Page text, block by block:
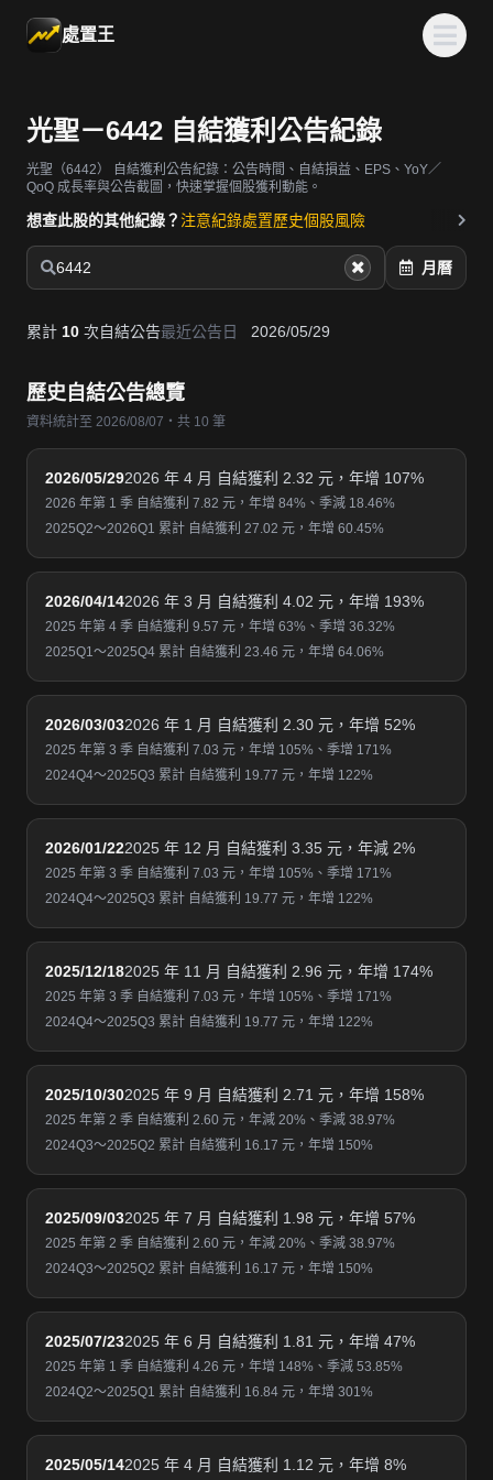
處置王
光聖－6442 自結獲利公告紀錄
光聖（6442）
自結獲利公告紀錄：公告時間、自結損益、EPS、YoY／
QoQ 成長率與公告截圖，快速掌握個股獲利動能。
想查此股的其他紀錄？ 注意紀錄處置歷史個股風險
6442 月曆
累計 10 次自結公告最近公告日 2026/05/29
歷史自結公告總覽
資料統計至 2026/08/07・共 10 筆
2026/05/292026 年 4 月 自結獲利 2.32 元，年增 107%
2026 年第 1 季 自結獲利 7.82 元，年增 84%、季減 18.46%
2025Q2～2026Q1 累計 自結獲利 27.02 元，年增 60.45%
2026/04/142026 年 3 月 自結獲利 4.02 元，年增 193%
2025 年第 4 季 自結獲利 9.57 元，年增 63%、季增 36.32%
2025Q1～2025Q4 累計 自結獲利 23.46 元，年增 64.06%
2026/03/032026 年 1 月 自結獲利 2.30 元，年增 52%
2025 年第 3 季 自結獲利 7.03 元，年增 105%、季增 171%
2024Q4～2025Q3 累計 自結獲利 19.77 元，年增 122%
2026/01/222025 年 12 月 自結獲利 3.35 元，年減 2%
2025 年第 3 季 自結獲利 7.03 元，年增 105%、季增 171%
2024Q4～2025Q3 累計 自結獲利 19.77 元，年增 122%
2025/12/182025 年 11 月 自結獲利 2.96 元，年增 174%
2025 年第 3 季 自結獲利 7.03 元，年增 105%、季增 171%
2024Q4～2025Q3 累計 自結獲利 19.77 元，年增 122%
2025/10/302025 年 9 月 自結獲利 2.71 元，年增 158%
2025 年第 2 季 自結獲利 2.60 元，年減 20%、季減 38.97%
2024Q3～2025Q2 累計 自結獲利 16.17 元，年增 150%
2025/09/032025 年 7 月 自結獲利 1.98 元，年增 57%
2025 年第 2 季 自結獲利 2.60 元，年減 20%、季減 38.97%
2024Q3～2025Q2 累計 自結獲利 16.17 元，年增 150%
2025/07/232025 年 6 月 自結獲利 1.81 元，年增 47%
2025 年第 1 季 自結獲利 4.26 元，年增 148%、季減 53.85%
2024Q2～2025Q1 累計 自結獲利 16.84 元，年增 301%
2025/05/142025 年 4 月 自結獲利 1.12 元，年增 8%